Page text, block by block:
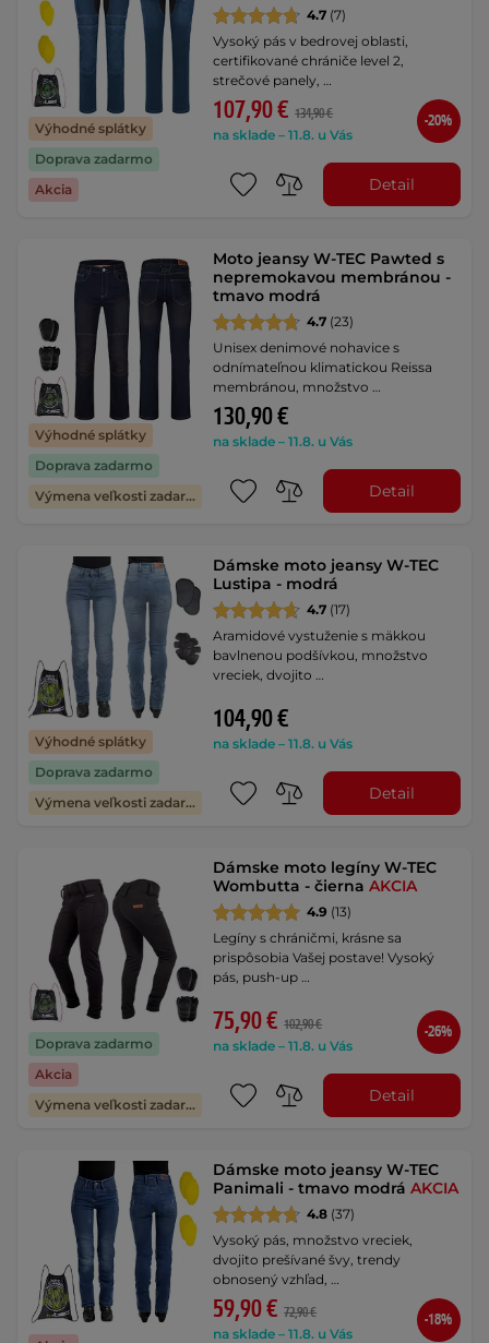
Výhodné splátky
Doprava zadarmo
Akcia
4.7 (7)
Vysoký pás v bedrovej oblasti,
certifikované chrániče level 2,
strečové panely, …
107,90 € 134,90 €
na sklade – 11.8. u Vás
-20%
Detail
Výhodné splátky
Doprava zadarmo
Výmena veľkosti zadarmo
Moto jeansy W-TEC Pawted s
nepremokavou membránou -
tmavo modrá
4.7 (23)
Unisex denimové nohavice s
odnímateľnou klimatickou Reissa
membránou, množstvo …
130,90 €
na sklade – 11.8. u Vás
Detail
Výhodné splátky
Doprava zadarmo
Výmena veľkosti zadarmo
Dámske moto jeansy W-TEC
Lustipa - modrá
4.7 (17)
Aramidové vystuženie s mäkkou
bavlnenou podšívkou, množstvo
vreciek, dvojito …
104,90 €
na sklade – 11.8. u Vás
Detail
Doprava zadarmo
Akcia
Výmena veľkosti zadarmo
Dámske moto legíny W-TEC
Wombutta - čiernaAKCIA
4.9 (13)
Legíny s chráničmi, krásne sa
prispôsobia Vašej postave! Vysoký
pás, push-up …
75,90 € 102,90 €
na sklade – 11.8. u Vás
-26%
Detail
Dámske moto jeansy W-TEC
Panimali - tmavo modráAKCIA
4.8 (37)
Vysoký pás, množstvo vreciek,
dvojito prešívané švy, trendy
obnosený vzhľad, …
59,90 € 72,90 €
na sklade – 11.8. u Vás
-18%